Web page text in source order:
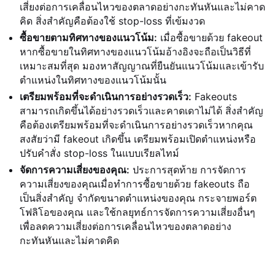
เสี่ยงต่อการเคลื่อนไหวของตลาดอย่างกะทันหันและไม่คาด
คิด สิ่งสำคัญคือต้องใช้ stop-loss ที่เข้มงวด
ซื้อขายตามทิศทางของแนวโน้ม: เมื่อซื้อขายด้วย fakeout
หากซื้อขายในทิศทางของแนวโน้มอ้างอิงจะถือเป็นวิธีที่
เหมาะสมที่สุด มองหาสัญญาณที่ยืนยันแนวโน้มและเข้ารับ
ตำแหน่งในทิศทางของแนวโน้มนั้น
เตรียมพร้อมที่จะดำเนินการอย่างรวดเร็ว: Fakeouts
สามารถเกิดขึ้นได้อย่างรวดเร็วและคาดเดาไม่ได้ สิ่งสำคัญ
คือต้องเตรียมพร้อมที่จะดำเนินการอย่างรวดเร็วหากคุณ
สงสัยว่ามี fakeout เกิดขึ้น เตรียมพร้อมเปิดตำแหน่งหรือ
ปรับคำสั่ง stop-loss ในแบบเรียลไทม์
จัดการความเสี่ยงของคุณ: ประการสุดท้าย การจัดการ
ความเสี่ยงของคุณเมื่อทำการซื้อขายด้วย fakeouts ถือ
เป็นสิ่งสำคัญ จำกัดขนาดตำแหน่งของคุณ กระจายพอร์ต
โฟลิโอของคุณ และใช้กลยุทธ์การจัดการความเสี่ยงอื่นๆ
เพื่อลดความเสี่ยงต่อการเคลื่อนไหวของตลาดอย่าง
กะทันหันและไม่คาดคิด